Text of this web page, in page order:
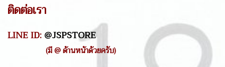
ติดต่อเรา
LINE ID:@JSPSTORE
(มี @ ด้านหน้าด้วยครับ)